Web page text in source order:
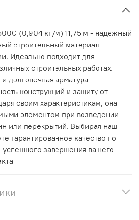
(0,904 кг/м) 11,75 м - надежный
строительный материал
Идеально подходит для
строительных работах.
долговечная арматура
конструкций и защиту от
своим характеристикам, она
элементом при возведении
или перекрытий. Выбирая наш
гарантированное качество по
успешного завершения вашего